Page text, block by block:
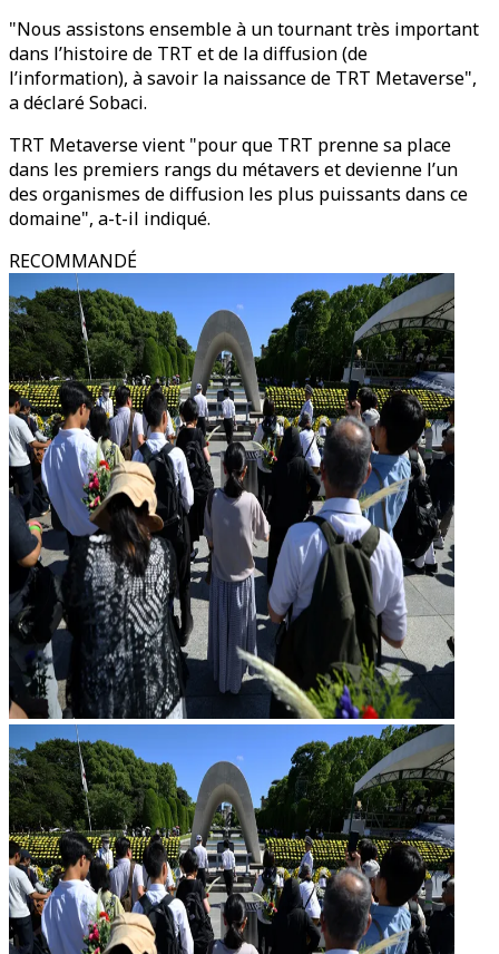
"Nous assistons ensemble à un tournant très important
dans l’histoire de TRT et de la diffusion (de
l’information), à savoir la naissance de TRT Metaverse",
a déclaré Sobaci.
TRT Metaverse vient "pour que TRT prenne sa place
dans les premiers rangs du métavers et devienne l’un
des organismes de diffusion les plus puissants dans ce
domaine", a-t-il indiqué.
RECOMMANDÉ